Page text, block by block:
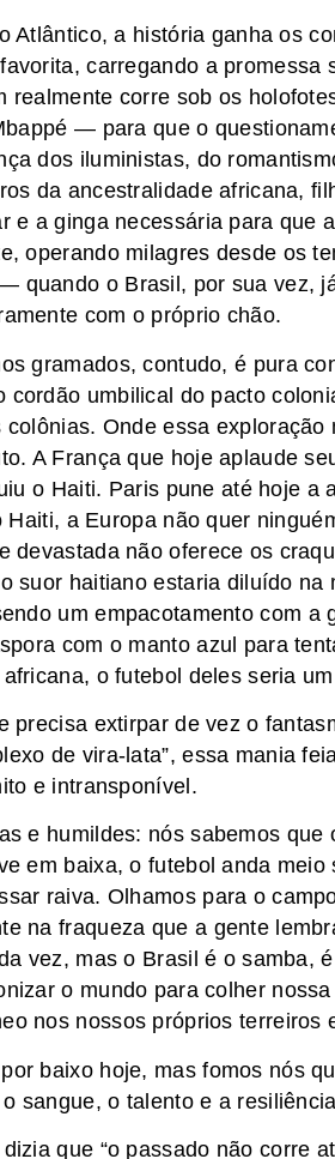
Atlântico, a história ganha os
carregando a promessa
realmente corre sob os
— para que o
dos iluministas, do
da ancestralidade africana,
e a ginga necessária para que
operando milagres desde os
quando o Brasil, por sua vez,
com o próprio chão.
gramados, contudo, é pura
cordão umbilical do pacto
colônias. Onde essa
A França que hoje aplaude
o Haiti. Paris pune até hoje a
Haiti, a Europa não quer
devastada não oferece os
suor haitiano estaria diluído
um empacotamento com
com o manto azul para
o futebol deles seria
precisa extirpar de vez o
de vira-lata”, essa mania
e intransponível.
e humildes: nós sabemos
em baixa, o futebol anda
raiva. Olhamos para o
na fraqueza que a gente
vez, mas o Brasil é o samba,
o mundo para colher
nos nossos próprios terreiros
baixo hoje, mas fomos nós
sangue, o talento e a
que “o passado não corre